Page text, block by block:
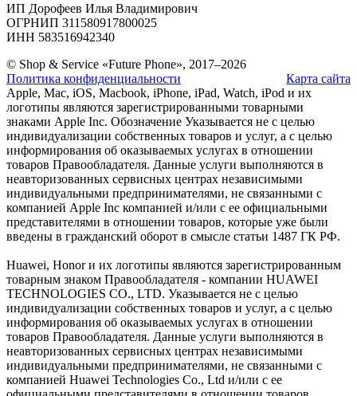
ИП Дорофеев Илья Владимирович
ОГРНИП 311580917800025
ИНН 583516942340
© Shop & Service «Future Phone», 2017–2026
Политика конфиденциальности
Карта сайта
Apple, Mac, iOS, Macbook, iPhone, iPad, Watch, iPod и их
логотипы являются зарегистрированными товарными
знаками Apple Inc. Обозначение Указывается не с целью
индивидуализации собственных товаров и услуг, а с целью
информирования об оказываемых услугах в отношении
товаров Правообладателя. Данные услуги выполняются в
неавторизованных сервисных центрах независимыми
индивидуальными предпринимателями, не связанными с
компанией Apple Inc компанией и/или с ее официальными
представителями в отношении товаров, которые уже были
введены в гражданский оборот в смысле статьи 1487 ГК РФ.
Huawei, Honor и их логотипы являются зарегистрированным
товарным знаком Правообладателя - компании HUAWEI
TECHNOLOGIES CO., LTD. Указывается не с целью
индивидуализации собственных товаров и услуг, а с целью
информирования об оказываемых услугах в отношении
товаров Правообладателя. Данные услуги выполняются в
неавторизованных сервисных центрах независимыми
индивидуальными предпринимателями, не связанными с
компанией Huawei Technologies Co., Ltd и/или с ее